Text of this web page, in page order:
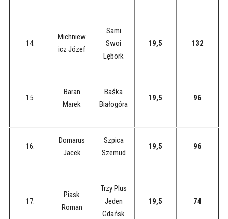
14.
Michniew
icz Józef
Sami
Swoi
Lębork
19,5 132
15.
Baran
Marek
Baśka
Białogóra
19,5 96
16.
Domarus
Jacek
Szpica
Szemud
19,5 96
17.
Piask
Roman
Trzy Plus
Jeden
Gdańsk
19,5 74